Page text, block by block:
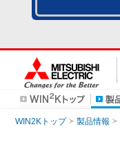
WIN2Kトップ 製品情報